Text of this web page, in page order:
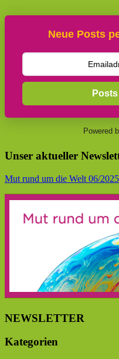
Neue Posts
Powered
Unser aktueller
Mut rund um die Welt 06/
NEWSLETTER
Kategorien